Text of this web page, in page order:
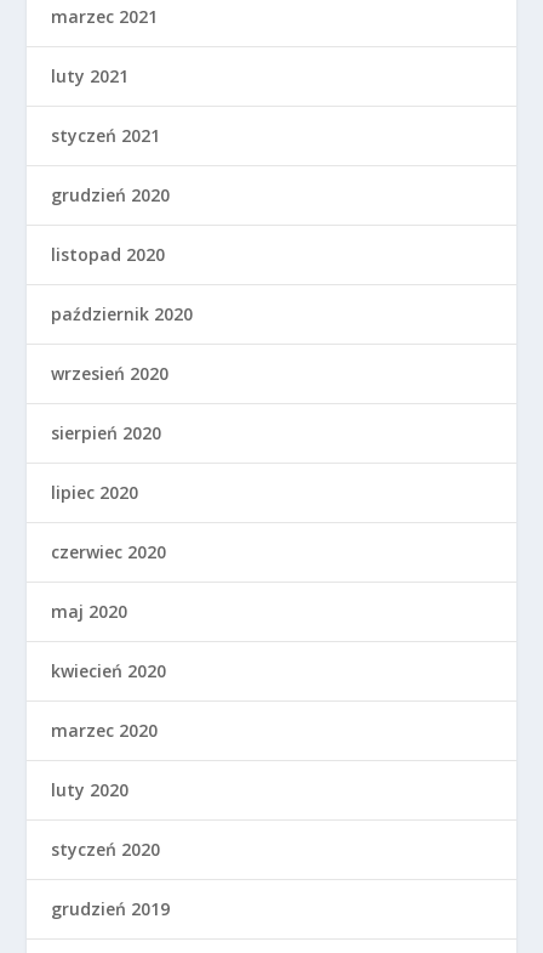
marzec 2021
luty 2021
styczeń 2021
grudzień 2020
listopad 2020
październik 2020
wrzesień 2020
sierpień 2020
lipiec 2020
czerwiec 2020
maj 2020
kwiecień 2020
marzec 2020
luty 2020
styczeń 2020
grudzień 2019